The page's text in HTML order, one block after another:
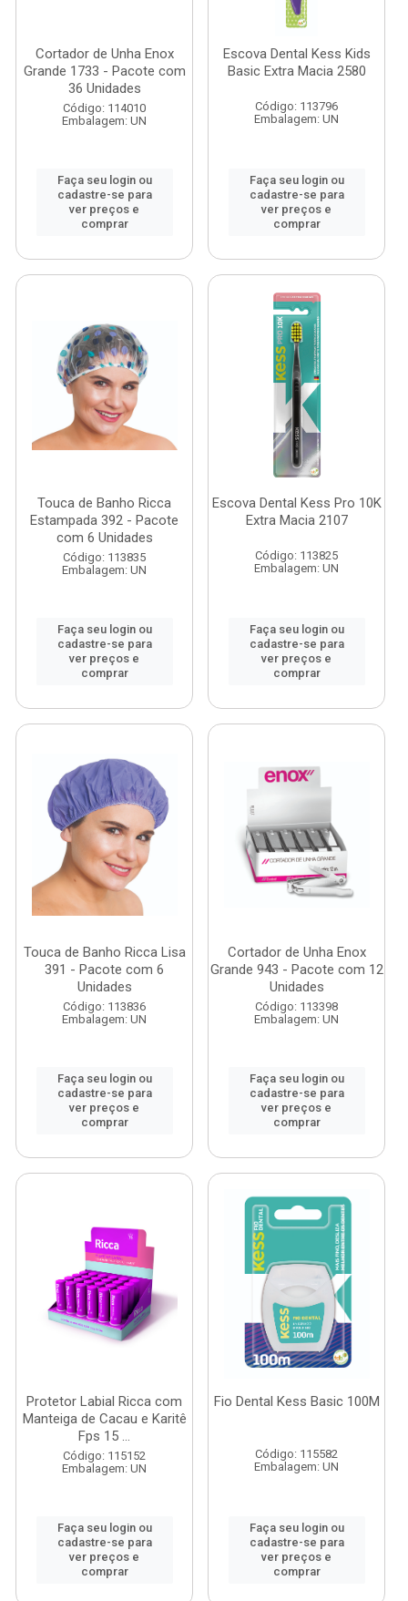
Cortador de Unha Enox
Grande 1733 - Pacote com
36 Unidades
Código: 114010
Embalagem: UN
Faça seu login ou
cadastre-se para
ver preços e
comprar
Escova Dental Kess Kids
Basic Extra Macia 2580
Código: 113796
Embalagem: UN
Faça seu login ou
cadastre-se para
ver preços e
comprar
Touca de Banho Ricca
Estampada 392 - Pacote
com 6 Unidades
Código: 113835
Embalagem: UN
Faça seu login ou
cadastre-se para
ver preços e
comprar
Escova Dental Kess Pro 10K
Extra Macia 2107
Código: 113825
Embalagem: UN
Faça seu login ou
cadastre-se para
ver preços e
comprar
Touca de Banho Ricca Lisa
391 - Pacote com 6
Unidades
Código: 113836
Embalagem: UN
Faça seu login ou
cadastre-se para
ver preços e
comprar
Cortador de Unha Enox
Grande 943 - Pacote com 12
Unidades
Código: 113398
Embalagem: UN
Faça seu login ou
cadastre-se para
ver preços e
comprar
Protetor Labial Ricca com
Manteiga de Cacau e Karitê
Fps 15 ...
Código: 115152
Embalagem: UN
Faça seu login ou
cadastre-se para
ver preços e
comprar
Fio Dental Kess Basic 100M
Código: 115582
Embalagem: UN
Faça seu login ou
cadastre-se para
ver preços e
comprar